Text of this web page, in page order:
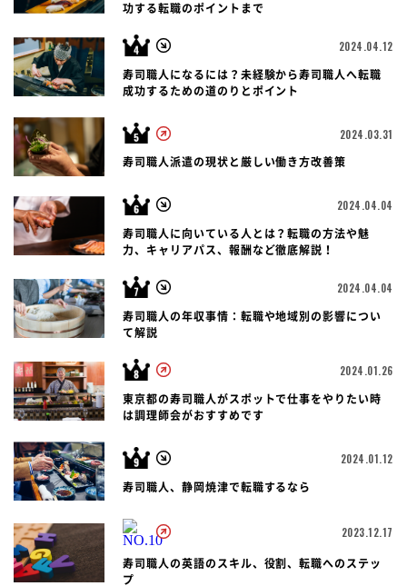
功する転職のポイントまで
2024.04.12
寿司職人になるには？未経験から寿司職人へ転職
成功するための道のりとポイント
2024.03.31
寿司職人派遣の現状と厳しい働き方改善策
2024.04.04
寿司職人に向いている人とは？転職の方法や魅
力、キャリアパス、報酬など徹底解説！
2024.04.04
寿司職人の年収事情：転職や地域別の影響につい
て解説
2024.01.26
東京都の寿司職人がスポットで仕事をやりたい時
は調理師会がおすすめです
2024.01.12
寿司職人、静岡焼津で転職するなら
2023.12.17
寿司職人の英語のスキル、役割、転職へのステッ
プ